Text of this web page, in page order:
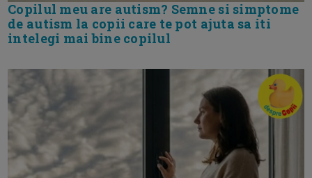
Copilul meu are autism? Semne si simptome
de autism la copii care te pot ajuta sa iti
intelegi mai bine copilul